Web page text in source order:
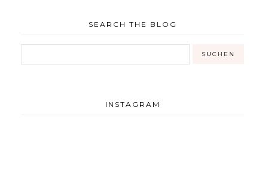
SEARCH THE BLOG
INSTAGRAM